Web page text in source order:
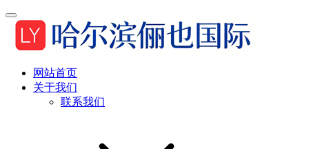
网站首页
关于我们
联系我们